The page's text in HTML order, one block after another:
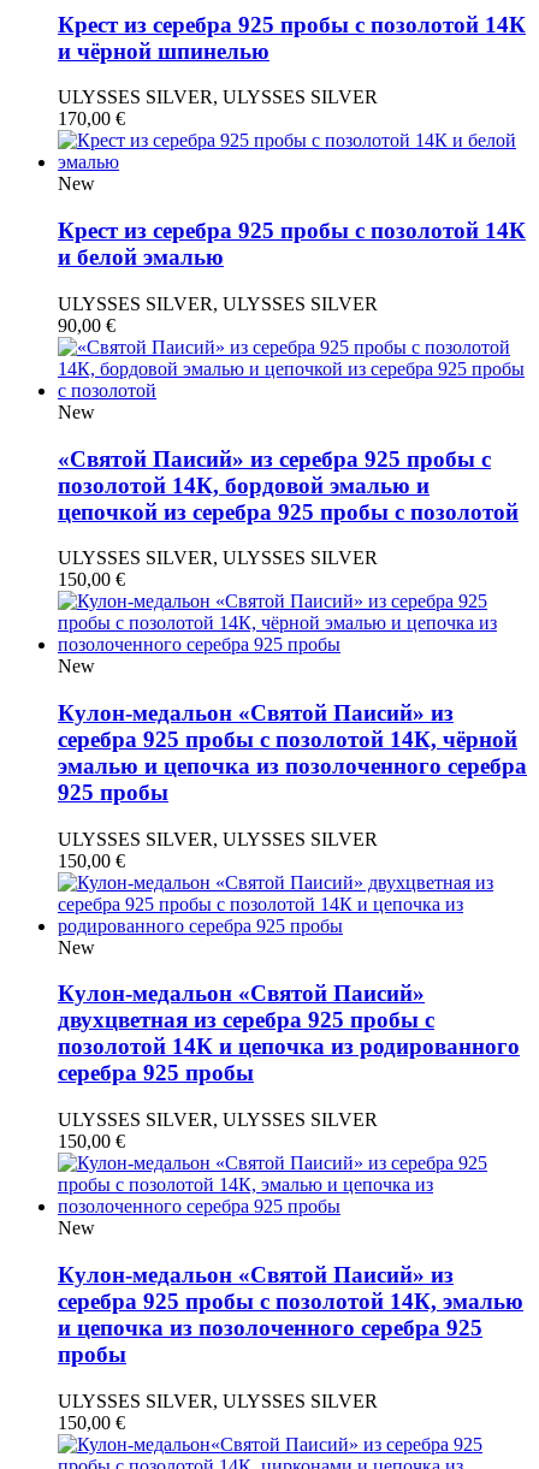
Крест из серебра 925 пробы с позолотой 14К
и чёрной шпинелью
ULYSSES SILVER, ULYSSES SILVER
170,00 €
New
Крест из серебра 925 пробы с позолотой 14К
и белой эмалью
ULYSSES SILVER, ULYSSES SILVER
90,00 €
New
«Святой Паисий» из серебра 925 пробы с
позолотой 14К, бордовой эмалью и
цепочкой из серебра 925 пробы с позолотой
ULYSSES SILVER, ULYSSES SILVER
150,00 €
New
Кулон-медальон «Святой Паисий» из
серебра 925 пробы с позолотой 14К, чёрной
эмалью и цепочка из позолоченного серебра
925 пробы
ULYSSES SILVER, ULYSSES SILVER
150,00 €
New
Кулон-медальон «Святой Паисий»
двухцветная из серебра 925 пробы с
позолотой 14К и цепочка из родированного
серебра 925 пробы
ULYSSES SILVER, ULYSSES SILVER
150,00 €
New
Кулон-медальон «Святой Паисий» из
серебра 925 пробы с позолотой 14К, эмалью
и цепочка из позолоченного серебра 925
пробы
ULYSSES SILVER, ULYSSES SILVER
150,00 €